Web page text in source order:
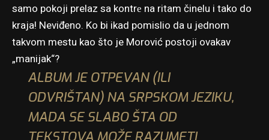
samo pokoji prelaz sa kontrе na ritam činelu i tako do
kraja! Neviđeno. Ko bi ikad pomislio da u jednom
takvom mestu kao što je Morović postoji ovakav
„manijak“?
ALBUM JE OTPEVAN (ILI
ODVRIŠTAN) NA SRPSKOM JEZIKU,
MADA SE SLABO ŠTA OD